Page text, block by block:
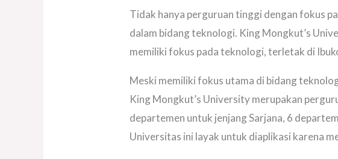
Tidak hanya perguruan tinggi dengan fokus
dalam bidang teknologi. King Mongkut’s
memiliki fokus pada teknologi, terletak di
Meski memiliki fokus utama di bidang
King Mongkut’s University merupakan
departemen untuk jenjang Sarjana, 6
Universitas ini layak untuk diaplikasi karena